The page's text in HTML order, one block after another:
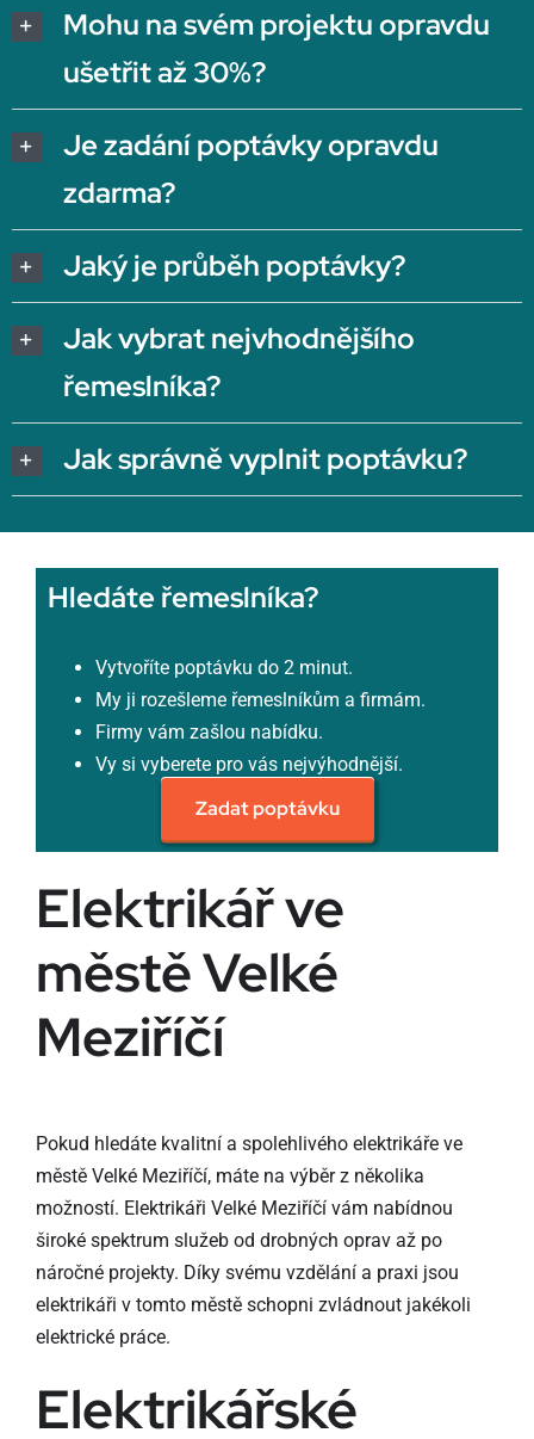
Mohu na svém projektu opravdu
ušetřit až 30%?
Je zadání poptávky opravdu
zdarma?
Jaký je průběh poptávky?
Jak vybrat nejvhodnějšího
řemeslníka?
Jak správně vyplnit poptávku?
Hledáte řemeslníka?
Vytvoříte poptávku do 2 minut.
My ji rozešleme řemeslníkům a firmám.
Firmy vám zašlou nabídku.
Vy si vyberete pro vás nejvýhodnější.
Zadat poptávku
Elektrikář ve
městě Velké
Meziříčí
Pokud hledáte kvalitní a spolehlivého elektrikáře ve
městě Velké Meziříčí, máte na výběr z několika
možností. Elektrikáři Velké Meziříčí vám nabídnou
široké spektrum služeb od drobných oprav až po
náročné projekty. Díky svému vzdělání a praxi jsou
elektrikáři v tomto městě schopni zvládnout jakékoli
elektrické práce.
Elektrikářské